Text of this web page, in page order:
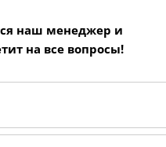
наш менеджер и
на все вопросы!